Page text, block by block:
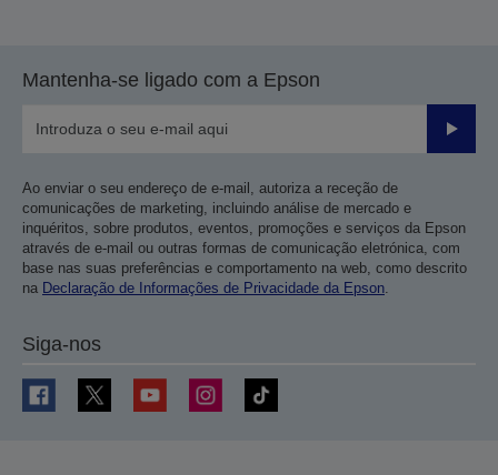
Mantenha-se ligado com a Epson
Enviar
Ao enviar o seu endereço de e-mail, autoriza a receção de
comunicações de marketing, incluindo análise de mercado e
inquéritos, sobre produtos, eventos, promoções e serviços da Epson
através de e-mail ou outras formas de comunicação eletrónica, com
base nas suas preferências e comportamento na web, como descrito
na Declaração de Informações de Privacidade da Epson.
Siga-nos